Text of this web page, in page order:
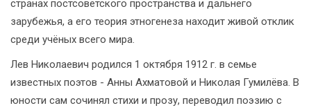
странах постсоветского пространства и дальнего
зарубежья, а его теория этногенеза находит живой отклик
среди учёных всего мира.
Лев Николаевич родился 1 октября 1912 г. в семье
известных поэтов - Анны Ахматовой и Николая Гумилёва. В
юности сам сочинял стихи и прозу, переводил поэзию с